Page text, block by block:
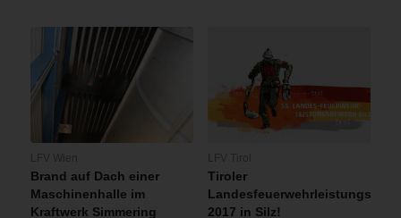
Brand auf Dach einer
Maschinenhalle im
Kraftwerk Simmering
Tiroler
2017 in Silz!